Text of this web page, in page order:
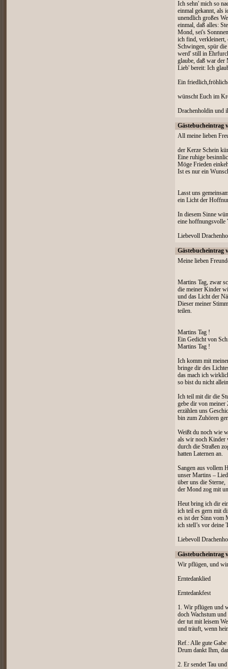
Ich sehn' mich so
einmal gekannt, als
unendlich großes
einmal, daß alles:
Mond, sei's
ich find, verkleinert,
Schwingen, spür
werd' still in
glaube, daß war der
Lieb' bereit: Ich
Ein
wünscht Euch im
Drachenholdin und
Gästebucheintrag
All meine lieben
der Kerze Schein
Eine ruhige
Möge Frieden
Ist es nur ein
Lasst uns
ein Licht der
In diesem Sinne
eine hoffnungsvolle
Liebevoll
Gästebucheintrag
Meine lieben
Martins Tag, zwar
die meiner Kinder
und das Licht der
Dieser meiner
teilen.
Martins Tag !
Ein Gedicht von
Martins Tag !
Ich komm mit
bringe dir des
das mach ich
so bist du nicht
Ich teil mit dir die
gebe dir von meiner
erzählen uns
bin zum Zuhören
Weißt du noch wie
als wir noch Kinder
durch die Straßen
hatten Laternen an.
Sangen aus vollem
unser Martins –
über uns die Sterne,
der Mond zog mit
Heut bring ich dir
ich teil es gern mit
es ist der Sinn vom
ich stell’s vor deine
Liebevoll
Gästebucheintrag
Wir pflügen, und
Erntedanklied
Erntedankfest
1. Wir pflügen und
doch Wachstum
der tut mit leisem
und träuft, wenn
Ref.: Alle gute
Drum dankt Ihm,
2. Er sendet Tau